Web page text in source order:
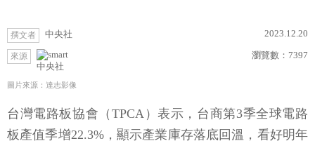
撰文者 中央社 2023.12.20
來源
中央社
瀏覽數： 7397
圖片來源：達志影像
台灣電路板協會（TPCA）表示，台商第3季全球電路
板產值季增22.3%，顯示產業庫存落底回溫，看好明年